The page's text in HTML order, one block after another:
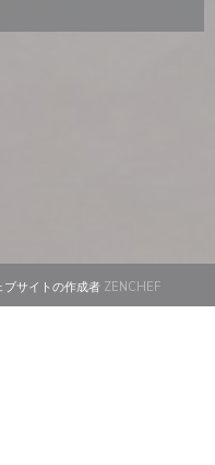
サイトの作成者 ZENCHEF((新しい